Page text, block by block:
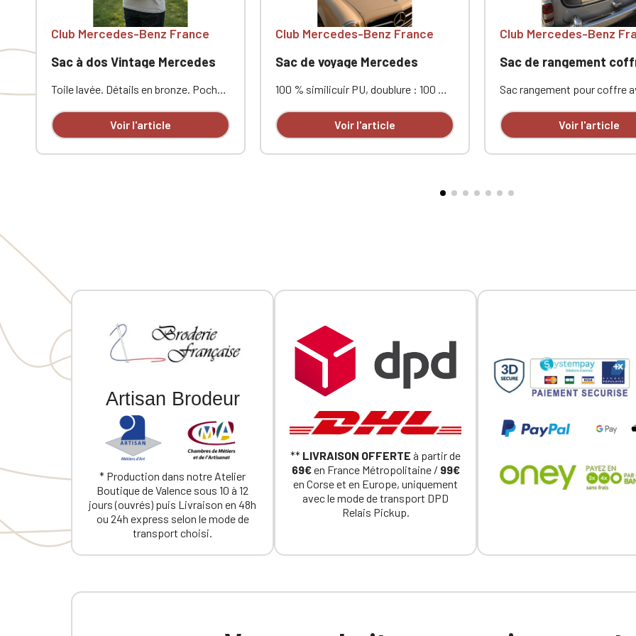
Club Mercedes-Benz France
Sac à dos Vintage Mercedes
Toile lavée. Détails en bronze. Poche
zippée. Fond matelassé. Fermeture
par cordon de serrage. Bandoulières
Voir l'article
Club Mercedes-Benz France
Sac de voyage Mercedes
100 % similicuir PU, doublure : 100 %
zippée. Poche avant zippée. Deux
poches intérieures. Bandoulière
Voir l'article
Club Mercedes-Benz
Sac rangement pour coffre
compartiment pliant avec
élastique et rabat zippé,
Voir l'article
Artisan Brodeur
* Production dans notre Atelier
Boutique de Valence sous 10 à 12
jours (ouvrés) puis Livraison en 48h
ou 24h express selon le mode de
transport choisi.
** LIVRAISON OFFERTE à partir de
69€en France Métropolitaine / 99€
en Corse et en Europe, uniquement
avec le mode de transport DPD
Relais Pickup.